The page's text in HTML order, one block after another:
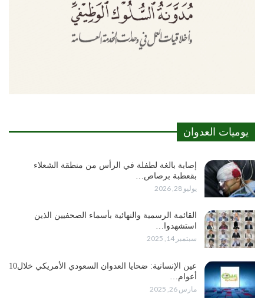
يوميات العدوان
إصابة بالغة لطفلة في الرأس من منطقة الشعلاء
بقعطبة برصاص…
يوليو 28, 2026
القائمة الرسمية والنهائية بأسماء الصحفيين الذين
استشهدوا…
سبتمبر 14, 2025
عين الإنسانية: ضحايا العدوان السعودي الأمريكي خلال10
أعوام…
مارس 26, 2025